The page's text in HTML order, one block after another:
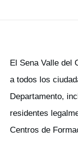
El Sena Valle del
a todos los
Departamento,
residentes
Centros de